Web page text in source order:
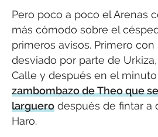
Pero poco a poco el Arenas
más cómodo sobre el
primeros avisos. Primero
desviado por parte de
Calle y después en el minuto
zambombazo de Theo que
larguero después de fintar a
Haro.